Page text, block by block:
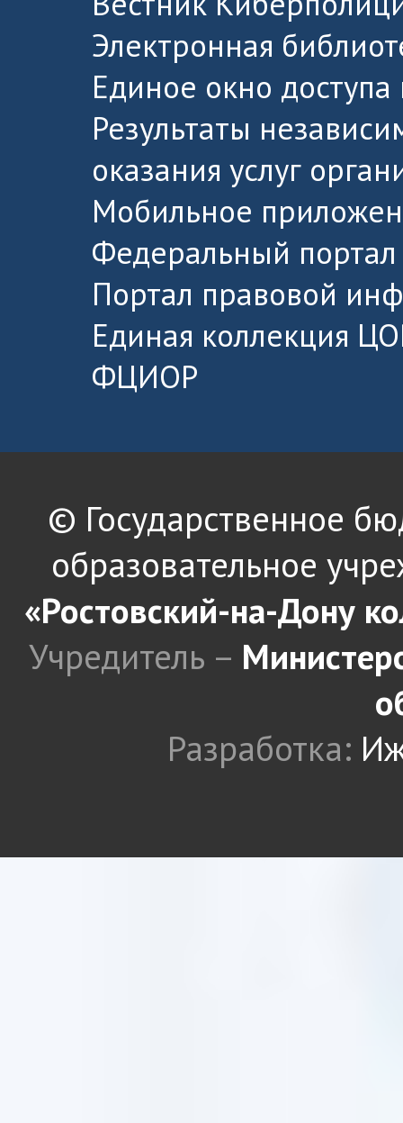
Электронная
Единое окно
Результаты
оказания услуг
Мобильное
Федеральный портал
Портал правовой
Единая коллекция
ФЦИОР
© Государственное
образовательное
«Ростовский-на-Дону
Учредитель –
Разработка: